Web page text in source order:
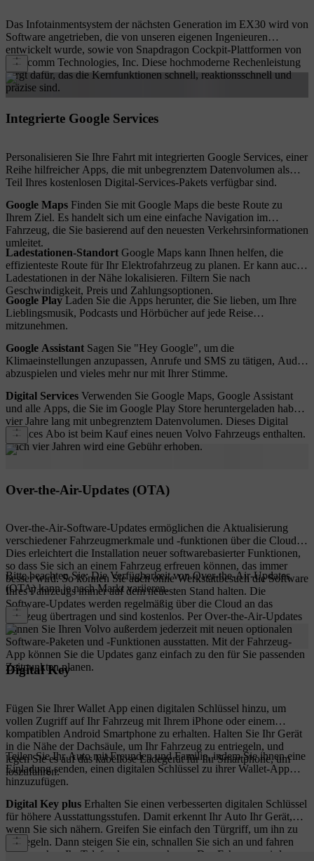
Das Infotainmentsystem der nächsten Generation im EX30 wird von
Software angetrieben, die von unseren eigenen Ingenieuren
entwickelt wurde, sowie von Snapdragon Cockpit-Plattformen von
Qualcomm Technologies, Inc. Diese hochmoderne Rechenleistung
sorgt dafür, das die Kernfunktionen schnell, reaktionsschnell und
präzise sind.
Integrierte Google Services
Personalisieren Sie Ihre Fahrt mit integrierten Google Services, einer
Reihe hilfreicher Apps, die mit unbegrenztem Datenvolumen als
Teil Ihres kostenlosen Digital-Services-Pakets verfügbar sind.
Google Maps
Ihrem Ziel. Es handelt sich um eine einfache Navigation im
Fahrzeug, die Sie basierend auf den neuesten Verkehrsinformationen
umleitet.
Ladestationen-Standort
effizienteste Route für Ihr Elektrofahrzeug zu planen. Er kann auch
Ladestationen in der Nähe lokalisieren. Filtern Sie nach
Geschwindigkeit, Preis und Zahlungsoptionen.
Google PlayLaden Sie die Apps herunter, die Sie lieben, um Ihre
Lieblingsmusik, Podcasts und Hörbücher auf jede Reise
mitzunehmen.
Google Assistant
Klimaeinstellungen anzupassen, Anrufe und SMS zu tätigen, Audio
abzuspielen und vieles mehr nur mit Ihrer Stimme.
Digital Services
und alle Apps, die Sie im Google Play Store heruntergeladen haben,
vier Jahre lang mit unbegrenztem Datenvolumen. Dieses Digital
Services Abo ist beim Kauf eines neuen Volvo Fahrzeugs enthalten.
Nach vier Jahren wird eine Gebühr erhoben.
Over-the-Air-Updates (OTA)
Over-the-Air-Software-Updates ermöglichen die Aktualisierung
verschiedener Fahrzeugmerkmale und -funktionen über die Cloud.
Dies erleichtert die Installation neuer softwarebasierter Funktionen,
so dass Sie sich an einem Fahrzeug erfreuen können, das immer
besser wird. So können Sie auch ohne Werkstattbesuch die Software
Ihres Fahrzeugs immer auf dem neuesten Stand halten. Die
Software-Updates werden regelmäßig über die Cloud an das
Fahrzeug übertragen und sind kostenlos. Per Over-the-Air-Updates
können Sie Ihren Volvo außerdem jederzeit mit neuen optionalen
Software-Paketen und -Funktionen ausstatten. Mit der Fahrzeug-
App können Sie die Updates ganz einfach zu den für Sie passenden
Zeitpunkten planen.
Bitte beachten Sie: Die Verfügbarkeit von Over-the-Air-Updates
(OTA) kann je nach Markt variieren.
Digital Key
Fügen Sie Ihrer Wallet App einen digitalen Schlüssel hinzu, um
vollen Zugriff auf Ihr Fahrzeug mit Ihrem iPhone oder einem
kompatiblen Android Smartphone zu erhalten. Halten Sie Ihr Gerät
in die Nähe der Dachsäule, um Ihr Fahrzeug zu entriegeln, und
legen Sie es auf das kabellose Ladegerät für Ihr Smartphone, um
loszufahren.
Teilen Sie Ihr Auto mit Freunden und Familie, indem Sie ihnen eine
Einladung senden, einen digitalen Schlüssel zu ihrer Wallet-App
hinzuzufügen.
Digital Key plus
für höhere Ausstattungsstufen. Damit erkennt Ihr Auto Ihr Gerät,
wenn Sie sich nähern. Greifen Sie einfach den Türgriff, um ihn zu
entriegeln. Dann steigen Sie ein, schnallen Sie sich an und fahren
Sie los, ohne Ihr Telefon herauszunehmen. Das Fahrzeug wird